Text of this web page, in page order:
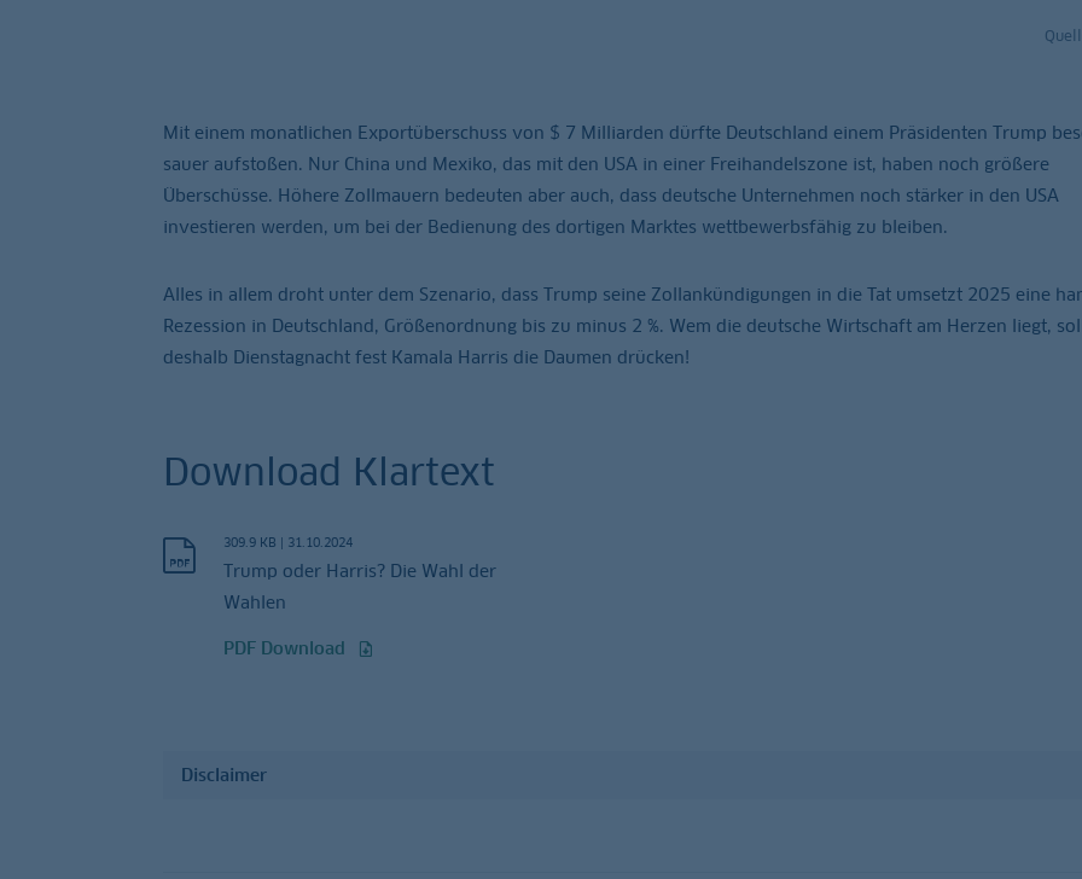
Mit einem monatlichen Exportüberschuss von $ 7 Milliarden dürfte Deutschland einem Präsidenten Trump
sauer aufstoßen. Nur China und Mexiko, das mit den USA in einer Freihandelszone ist, haben noch größere
Überschüsse. Höhere Zollmauern bedeuten aber auch, dass deutsche Unternehmen noch stärker in den USA
investieren werden, um bei der Bedienung des dortigen Marktes wettbewerbsfähig zu bleiben.
Alles in allem droht unter dem Szenario, dass Trump seine Zollankündigungen in die Tat umsetzt 2025 eine
Rezession in Deutschland, Größenordnung bis zu minus 2 %. Wem die deutsche Wirtschaft am Herzen liegt,
deshalb Dienstagnacht fest Kamala Harris die Daumen drücken!
Download Klartext
309.9 KB | 31.10.2024
Trump oder Harris? Die Wahl der
Wahlen
PDF Download
Disclaimer